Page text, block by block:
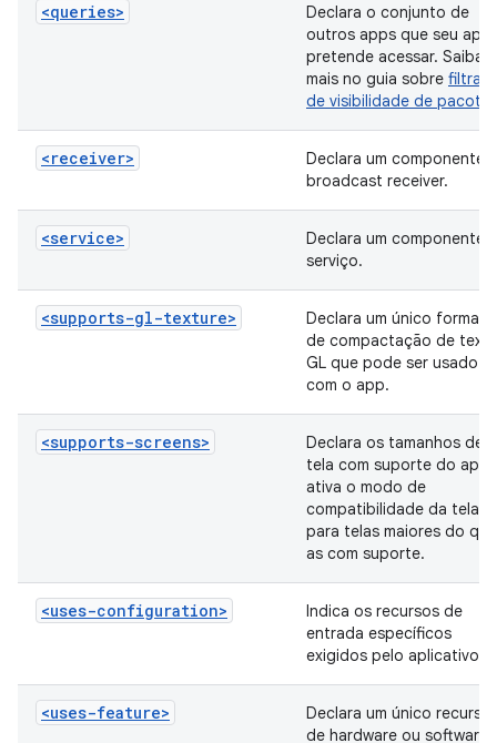
<queries>
Declara o conjunto de
outros apps que seu app
pretende acessar. Saiba
mais no guia sobre
de visibilidade de pacotes
<receiver>
Declara um componente
broadcast receiver.
<service>
Declara um componente
serviço.
<supports-gl-texture>
Declara um único formato
de compactação de
GL que pode ser usado
com o app.
<supports-screens>
Declara os tamanhos de
tela com suporte do app
ativa o modo de
compatibilidade da tela
para telas maiores do que
as com suporte.
<uses-configuration>
Indica os recursos de
entrada específicos
exigidos pelo aplicativo.
<uses-feature>
Declara um único recurso
de hardware ou software